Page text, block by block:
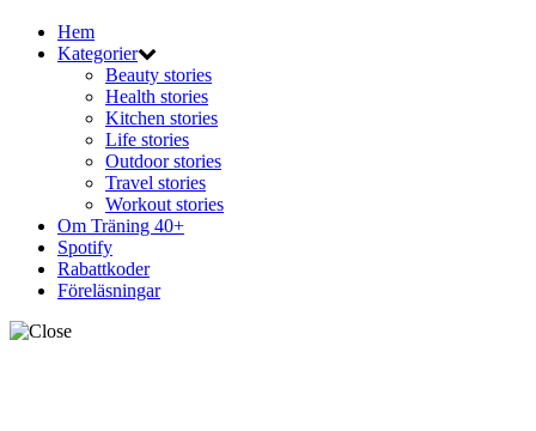
Hem
Kategorier
Beauty stories
Health stories
Kitchen stories
Life stories
Outdoor stories
Travel stories
Workout stories
Om Träning 40+
Spotify
Rabattkoder
Föreläsningar